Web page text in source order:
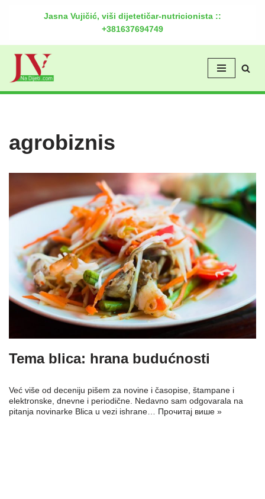
Jasna Vujičić, viši dijetetičar-nutricionista ::
+381637694749
agrobiznis
Tema blica: hrana budućnosti
Već više od deceniju pišem za novine i časopise, štampane i
elektronske, dnevne i periodične. Nedavno sam odgovarala na
pitanja novinarke Blica u vezi ishrane… Прочитај више »